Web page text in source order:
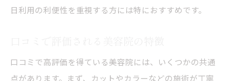
日利用の利便性を重視する方には特におすすめです。
口コミで高評価を得ている美容院には、いくつかの共通
点があります。まず、カットやカラーなどの施術が丁寧